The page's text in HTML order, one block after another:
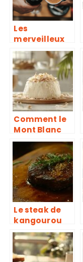
Les
merveilleux
bienfaits du
cafe
colombien
Comment le
Mont Blanc
s’est
transformé
en star de la
pâtisserie
antillaise
grâce à la
crème de
coco
Le steak de
kangourou
au four : une
viande
nutritive pour